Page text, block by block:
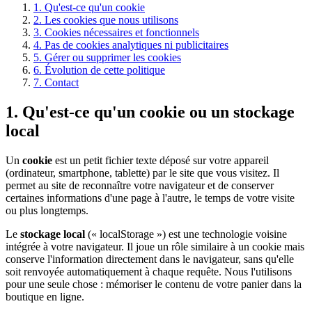
1 . Qu'est-ce qu'un cookie
2. Les cookies que nous utilisons
3. Cookies nécessaires et fonctionnels
4. Pas de cookies analytiques ni publicitaires
5. Gérer ou supprimer les cookies
6. Évolution de cette politique
7. Contact
1. Qu'est-ce qu'un cookie ou un stockage
local
Un cookie est un petit fichier texte déposé sur votre appareil
(ordinateur, smartphone, tablette) par le site que vous visitez. Il
permet au site de reconnaître votre navigateur et de conserver
certaines informations d'une page à l'autre, le temps de votre visite
ou plus longtemps.
Le stockage local (« localStorage ») est une technologie voisine
intégrée à votre navigateur. Il joue un rôle similaire à un cookie mais
conserve l'information directement dans le navigateur, sans qu'elle
soit renvoyée automatiquement à chaque requête. Nous l'utilisons
pour une seule chose : mémoriser le contenu de votre panier dans la
boutique en ligne.